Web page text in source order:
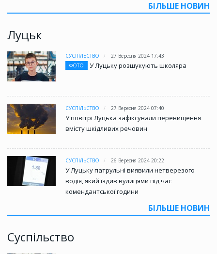
БІЛЬШЕ НОВИН
Луцьк
СУСПІЛЬСТВО
27 Вересня 2024 17:43
ФОТО
У Луцьку розшукують школяра
СУСПІЛЬСТВО 27 Вересня 2024 07:40
У повітрі Луцька зафіксували перевищення
вмісту шкідливих речовин
СУСПІЛЬСТВО 26 Вересня 2024 20:22
У Луцьку патрульні виявили нетверезого
водія, який їздив вулицями під час
комендантської години
БІЛЬШЕ НОВИН
Суспільство